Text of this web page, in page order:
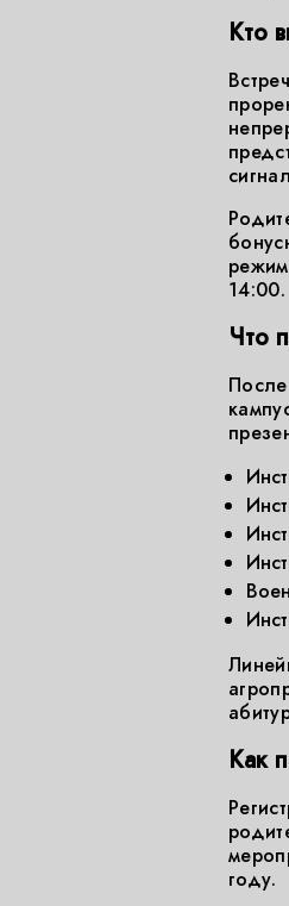
Кто
14:00.
Что
Как
году.